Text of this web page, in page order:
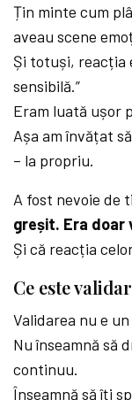
Țin minte cum
aveau scene
Și totuși, reacția
sensibilă.”
Eram luată ușor
Așa am învățat
– la propriu.
A fost nevoie de
greșit. Era doar
Și că reacția
Ce este
Validarea nu e
Nu înseamnă să
continuu.
Înseamnă să îți